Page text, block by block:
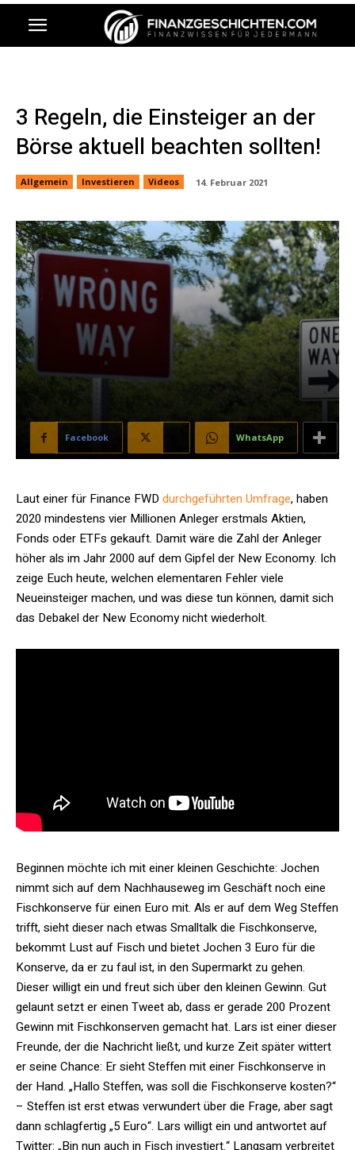
3 Regeln, die Einsteiger an der
Börse aktuell beachten sollten!
Allgemein Investieren Videos 14. Februar 2021
Facebook WhatsApp
Laut einer für Finance FWD durchgeführten Umfrage, haben
2020 mindestens vier Millionen Anleger erstmals Aktien,
Fonds oder ETFs gekauft. Damit wäre die Zahl der Anleger
höher als im Jahr 2000 auf dem Gipfel der New Economy. Ich
zeige Euch heute, welchen elementaren Fehler viele
Neueinsteiger machen, und was diese tun können, damit sich
das Debakel der New Economy nicht wiederholt.
Beginnen möchte ich mit einer kleinen Geschichte: Jochen
nimmt sich auf dem Nachhauseweg im Geschäft noch eine
Fischkonserve für einen Euro mit. Als er auf dem Weg Steffen
trifft, sieht dieser nach etwas Smalltalk die Fischkonserve,
bekommt Lust auf Fisch und bietet Jochen 3 Euro für die
Konserve, da er zu faul ist, in den Supermarkt zu gehen.
Dieser willigt ein und freut sich über den kleinen Gewinn. Gut
gelaunt setzt er einen Tweet ab, dass er gerade 200 Prozent
Gewinn mit Fischkonserven gemacht hat. Lars ist einer dieser
Freunde, der die Nachricht ließt, und kurze Zeit später wittert
er seine Chance: Er sieht Steffen mit einer Fischkonserve in
der Hand. „Hallo Steffen, was soll die Fischkonserve kosten?“
– Steffen ist erst etwas verwundert über die Frage, aber sagt
dann schlagfertig „5 Euro“. Lars willigt ein und antwortet auf
Twitter: „Bin nun auch in Fisch investiert.“ Langsam verbreitet